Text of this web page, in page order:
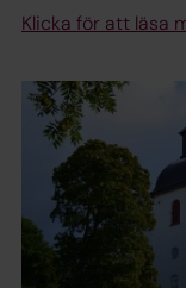
Klicka för att läsa